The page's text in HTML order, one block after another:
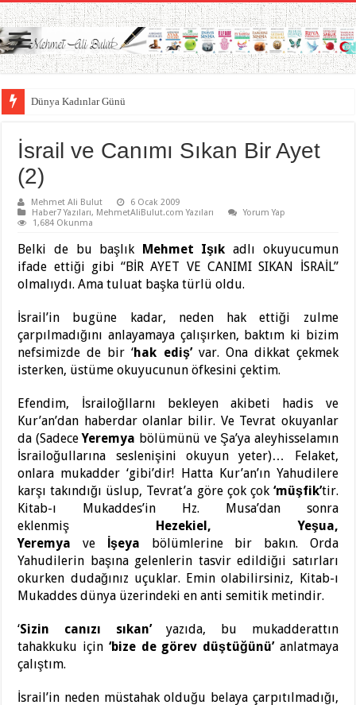
Dünya Kadınlar Günü
Ayağı Yere Basmayan Bir Yazı (IV) – (Bu Çekişmenin Galibi Kim?)
İsrail ve Canımı Sıkan Bir Ayet
(2)
Mehmet Ali Bulut
6 Ocak 2009
Haber7 Yazıları, MehmetAliBulut.com Yazıları
Yorum Yap
1,684 Okunma
Belki de bu başlık Mehmet Işık adlı okuyucumun
ifade ettiği gibi “BİR AYET VE CANIMI SIKAN İSRAİL”
olmalıydı. Ama tuluat başka türlü oldu.
İsrail’in bugüne kadar, neden hak ettiği zulme
çarpılmadığını anlayamaya çalışırken, baktım ki bizim
nefsimizde de bir ‘hak ediş’var. Ona dikkat çekmek
isterken, üstüme okuyucunun öfkesini çektim.
Efendim, İsrailoğllarnı bekleyen akibeti hadis ve
Kur’an’dan haberdar olanlar bilir. Ve Tevrat okuyanlar
da (SadeceYeremya bölümünü ve Şa’ya aleyhisselamın
İsrailoğullarına seslenişini okuyun yeter)… Felaket,
onlara mukadder ‘gibi’dir! Hatta Kur’an’ın Yahudilere
karşı takındığı üslup, Tevrat’a göre çok çok ‘müşfik’tir.
Kitab-ı Mukaddes’in Hz. Musa’dan sonra
eklenmiş Hezekiel, Yeşua,
Yeremya ve İşeya bölümlerine bir bakın. Orda
Yahudilerin başına gelenlerin tasvir edildiğıi satırları
okurken dudağınız uçuklar. Emin olabilirsiniz, Kitab-ı
Mukaddes dünya üzerindeki en anti semitik metindir.
‘Sizin canızı sıkan’yazıda, bu mukadderattın
tahakkuku için ‘bize de görev düştüğünü’anlatmaya
çalıştım.
İsrail’in neden müstahak olduğu belaya çarpıtılmadığı,